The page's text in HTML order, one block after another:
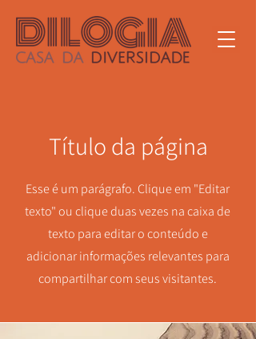
Título da página
Esse é um parágrafo. Clique em "Editar
texto" ou clique duas vezes na caixa de
texto para editar o conteúdo e
adicionar informações relevantes para
compartilhar com seus visitantes.